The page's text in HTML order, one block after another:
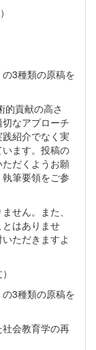
3種類の原稿を
的貢献の高さ
なアプローチ
紹介でなく実
ます。投稿の
だくようお願
筆要領をご参
せん。また、
はありませ
ただきますよ
3種類の原稿を
社会教育学の再